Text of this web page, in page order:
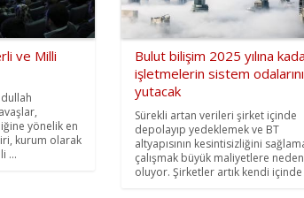
ve Milli
yönelik en
kurum olarak
...
Bulut bilişim 2025 yılına
işletmelerin sistem odalarını
yutacak
Sürekli artan verileri şirket içinde
depolayıp yedeklemek ve BT
altyapısının kesintisizliğini
çalışmak büyük maliyetlere neden
oluyor. Şirketler artık kendi içinde